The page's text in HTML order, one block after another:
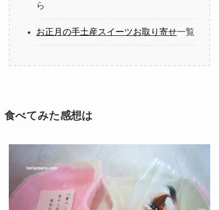
ら
お正月の手土産スイーツお取り寄せ一覧
食べてみた感想は